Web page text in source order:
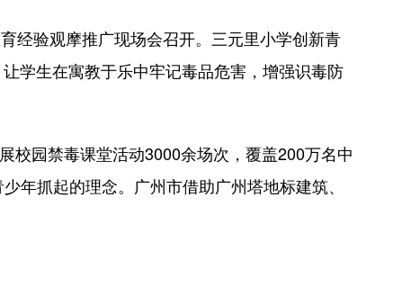
验观摩推广现场会召开。三元里小学创新青
学生在寓教于乐中牢记毒品危害，增强识毒防
园禁毒课堂活动3000余场次，覆盖200万名中
年抓起的理念。广州市借助广州塔地标建筑、